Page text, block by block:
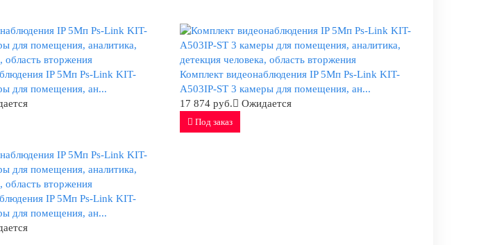
IP 5Мп Ps-Link KIT-
для помещения, ан...
Комплект видеонаблюдения IP 5Мп Ps-Link KIT-
A503IP-ST 3 камеры для помещения, ан...
17 874 руб.
Ожидается
Под заказ
IP 5Мп Ps-Link KIT-
для помещения, ан...